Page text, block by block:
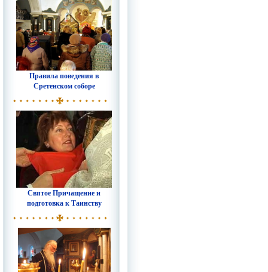
Правила поведения в
Сретенском соборе
Святое Причащение и
подготовка к Таинству